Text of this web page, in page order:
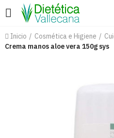
Inicio Cosmética e Higiene
Crema manos aloe vera 150g sys